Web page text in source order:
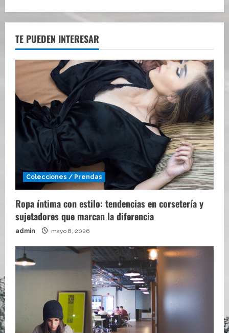
TE PUEDEN INTERESAR
Colecciones / Prendas
Ropa íntima con estilo: tendencias en corsetería y
sujetadores que marcan la diferencia
admin mayo 8, 2026